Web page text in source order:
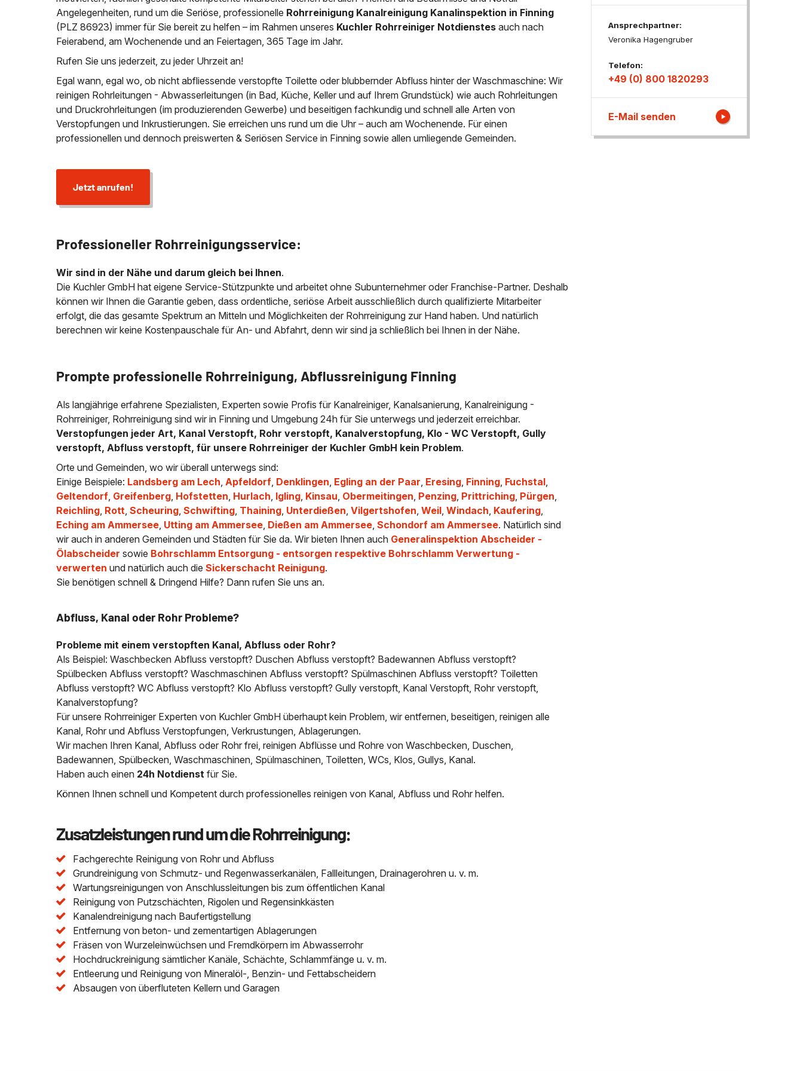
News & Aktuelles
Angelegenheiten, rund um die Seriöse, professionelle Rohrreinigung Kanalreinigung Kanalinspektion in Finning
(PLZ 86923) immer für Sie bereit zu helfen – im Rahmen unseres Kuchler Rohrreiniger Notdienstes auch nach
Feierabend, am Wochenende und an Feiertagen, 365 Tage im Jahr.
Rufen Sie uns jederzeit, zu jeder Uhrzeit an!
Egal wann, egal wo, ob nicht abfliessende verstopfte Toilette oder blubbernder Abfluss hinter der Waschmaschine: Wir
reinigen Rohrleitungen - Abwasserleitungen (in Bad, Küche, Keller und auf Ihrem Grundstück) wie auch Rohrleitungen
und Druckrohrleitungen (im produzierenden Gewerbe) und beseitigen fachkundig und schnell alle Arten von
Verstopfungen und Inkrustierungen. Sie erreichen uns rund um die Uhr – auch am Wochenende. Für einen
professionellen und dennoch preiswerten & Seriösen Service in Finning sowie allen umliegende Gemeinden.
Jetzt anrufen!
Professioneller Rohrreinigungsservice:
Wir sind in der Nähe und darum gleich bei Ihnen.
Die Kuchler GmbH hat eigene Service-Stützpunkte und arbeitet ohne Subunternehmer oder Franchise-Partner. Deshalb
können wir Ihnen die Garantie geben, dass ordentliche, seriöse Arbeit ausschließlich durch qualifizierte Mitarbeiter
erfolgt, die das gesamte Spektrum an Mitteln und Möglichkeiten der Rohrreinigung zur Hand haben. Und natürlich
berechnen wir keine Kostenpauschale für An- und Abfahrt, denn wir sind ja schließlich bei Ihnen in der Nähe.
Prompte professionelle Rohrreinigung, Abflussreinigung Finning
Als langjährige erfahrene Spezialisten, Experten sowie Profis für Kanalreiniger, Kanalsanierung, Kanalreinigung -
Rohrreiniger, Rohrreinigung sind wir in Finning und Umgebung 24h für Sie unterwegs und jederzeit erreichbar.
Verstopfungen jeder Art, Kanal Verstopft, Rohr verstopft, Kanalverstopfung, Klo - WC Verstopft, Gully
verstopft, Abfluss verstopft, für unsere Rohrreiniger der Kuchler GmbH kein Problem.
Orte und Gemeinden, wo wir überall unterwegs sind:
Einige Beispiele: Landsberg am Lech,Apfeldorf, Denklingen, Egling an der Paar, Eresing, Finning, Fuchstal,
Geltendorf, Greifenberg, Hofstetten, Hurlach, Igling, Kinsau, Obermeitingen, Penzing, Prittriching, Pürgen,
Reichling, Rott,Scheuring,Schwifting, Thaining, Unterdießen,Vilgertshofen,Weil,Windach, Kaufering,
Eching am Ammersee, Utting am Ammersee, Dießen am Ammersee,Schondorf am Ammersee. Natürlich sind
wir auch in anderen Gemeinden und Städten für Sie da. Wir bieten Ihnen auch Generalinspektion Abscheider -
Ölabscheider sowie Bohrschlamm Entsorgung - entsorgen respektive Bohrschlamm Verwertung -
verwerten und natürlich auch dieSickerschacht Reinigung.
Sie benötigen schnell & Dringend Hilfe? Dann rufen Sie uns an.
Abfluss, Kanal oder Rohr Probleme?
Probleme mit einem verstopften Kanal, Abfluss oder Rohr?
Als Beispiel: Waschbecken Abfluss verstopft? Duschen Abfluss verstopft? Badewannen Abfluss verstopft?
Spülbecken Abfluss verstopft? Waschmaschinen Abfluss verstopft? Spülmaschinen Abfluss verstopft? Toiletten
Abfluss verstopft? WC Abfluss verstopft? Klo Abfluss verstopft? Gully verstopft, Kanal Verstopft, Rohr verstopft,
Kanalverstopfung?
Für unsere Rohrreiniger Experten von Kuchler GmbH überhaupt kein Problem, wir entfernen, beseitigen, reinigen alle
Kanal, Rohr und Abfluss Verstopfungen, Verkrustungen, Ablagerungen.
Wir machen Ihren Kanal, Abfluss oder Rohr frei, reinigen Abflüsse und Rohre von Waschbecken, Duschen,
Badewannen, Spülbecken, Waschmaschinen, Spülmaschinen, Toiletten, WCs, Klos, Gullys, Kanal.
Haben auch einen 24h Notdienst für Sie.
Können Ihnen schnell und Kompetent durch professionelles reinigen von Kanal, Abfluss und Rohr helfen.
Zusatzleistungen rund um die Rohrreinigung:
Fachgerechte Reinigung von Rohr und Abfluss
Grundreinigung von Schmutz- und Regenwasserkanälen, Fallleitungen, Drainagerohren u. v. m.
Wartungsreinigungen von Anschlussleitungen bis zum öffentlichen Kanal
Reinigung von Putzschächten, Rigolen und Regensinkkästen
Kanalendreinigung nach Baufertigstellung
Entfernung von beton- und zementartigen Ablagerungen
Fräsen von Wurzeleinwüchsen und Fremdkörpern im Abwasserrohr
Hochdruckreinigung sämtlicher Kanäle, Schächte, Schlammfänge u. v. m.
Entleerung und Reinigung von Mineralöl-, Benzin- und Fettabscheidern
Absaugen von überfluteten Kellern und Garagen
Ansprechpartner:
Veronika Hagengruber
Telefon:
+49 (0) 800 1820293
E-Mail senden